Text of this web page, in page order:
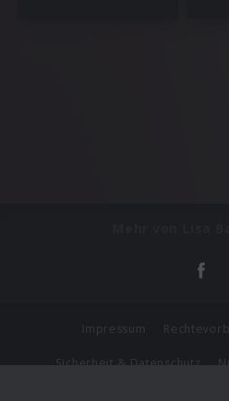
Impressum
Sicherheit & Datenschutz